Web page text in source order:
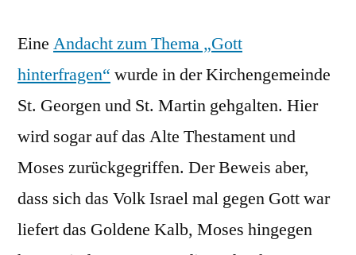
Eine Andacht zum Thema „Gott
hinterfragen“ wurde in der Kirchengemeinde
St. Georgen und St. Martin gehgalten. Hier
wird sogar auf das Alte Thestament und
Moses zurückgegriffen. Der Beweis aber,
dass sich das Volk Israel mal gegen Gott war
liefert das Goldene Kalb, Moses hingegen